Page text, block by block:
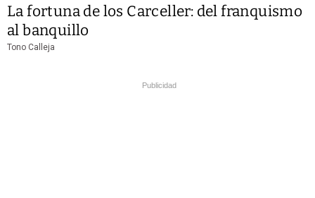
La fortuna de los Carceller: del franquismo
al banquillo
Tono Calleja
Publicidad